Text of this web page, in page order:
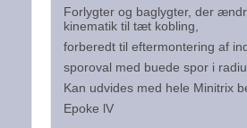
Forlygter og baglygter, der
kinematik til tæt kobling,
forberedt til eftermontering af
sporoval med buede spor i
Kan udvides med hele Minitrix
Epoke lV